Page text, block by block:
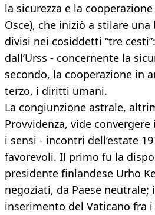
la sicurezza e la
Osce), che iniziò a stilare
divisi nei cosiddetti “tre
dall’Urss - concernente la
secondo, la cooperazione in
terzo, i diritti umani.
La congiunzione astrale,
Provvidenza, vide
i sensi - incontri dell’estate
favorevoli. Il primo fu la
presidente finlandese Urho
negoziati, da Paese neutrale;
inserimento del Vaticano fra i